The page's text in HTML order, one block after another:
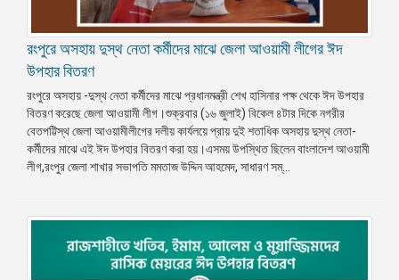
রংপুরে অসহায় দুস্থ নেতা কর্মীদের মাঝে জেলা আওয়ামী লীগের ঈদ
উপহার বিতরণ
রংপুরে অসহায় -দুস্থ নেতা কর্মীদের মাঝে প্রধানমন্ত্রী শেখ হাসিনার পক্ষ থেকে ঈদ উপহার
বিতরণ করেছে জেলা আওয়ামী লীগ।শুক্রবার (১৬ জুলাই) বিকেল ৪টার দিকে নগরীর
বেতপট্টিস্থ জেলা আওয়ামীলীগের দলীয় কার্যলয়ে প্রায় দুই শতাধিক অসহায় দুস্থ নেতা-
কর্মীদের মাঝে এই ঈদ উপহার বিতরণ করা হয়।এসময় উপস্থিত ছিলেন বাংলাদেশ আওয়ামী
লীগ,রংপুর জেলা শাখার সভাপতি মমতাজ উদ্দিন আহমেদ, সাধারণ সম্...